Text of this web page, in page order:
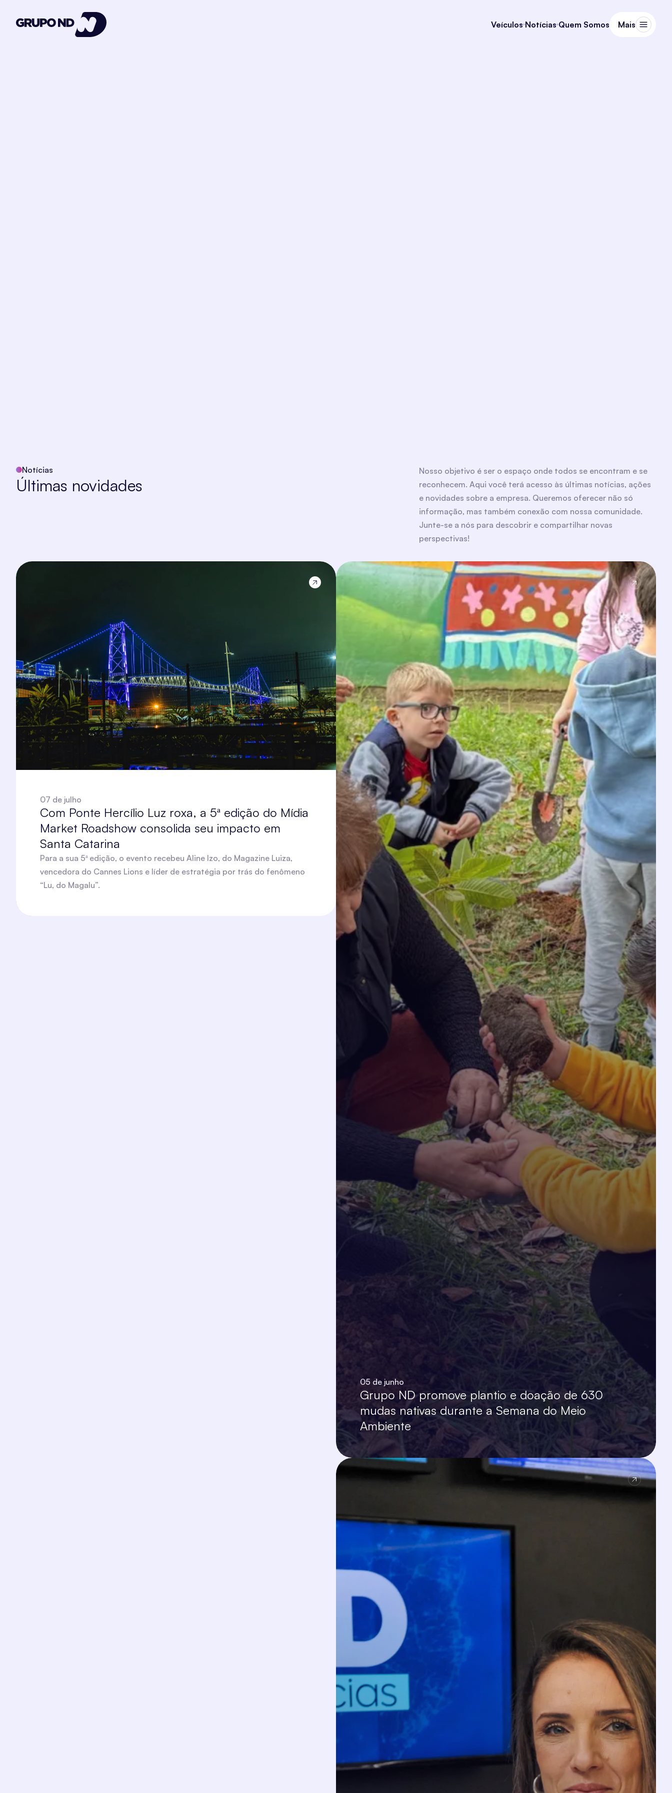
Veículos Notícias Quem Somos Mais
Notícias
Últimas novidades
Nosso objetivo é ser o espaço onde todos se encontram e se
reconhecem. Aqui você terá acesso às últimas notícias, ações
e novidades sobre a empresa. Queremos oferecer não só
informação, mas também conexão com nossa comunidade.
Junte-se a nós para descobrir e compartilhar novas
perspectivas!
07 de julho
Com Ponte Hercílio Luz roxa, a 5ª edição do Mídia
Market Roadshow consolida seu impacto em
Santa Catarina
Para a sua 5ª edição, o evento recebeu Aline Izo, do Magazine Luiza,
vencedora do Cannes Lions e líder de estratégia por trás do fenômeno
“Lu, do Magalu”.
05 de junho
Grupo ND promove plantio e doação de 630
mudas nativas durante a Semana do Meio
Ambiente